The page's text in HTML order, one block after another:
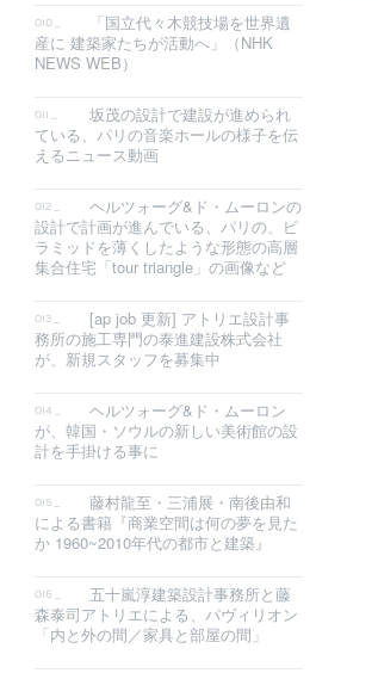
「国立代々木競技場を世界遺
産に 建築家たちが活動へ」（NHK
NEWS WEB）
坂茂の設計で建設が進められ
ている、パリの音楽ホールの様子を伝
えるニュース動画
ヘルツォーグ&ド・ムーロンの
設計で計画が進んでいる、パリの、ピ
ラミッドを薄くしたような形態の高層
集合住宅「tour triangle」の画像など
[ap job 更新] アトリエ設計事
務所の施工専門の泰進建設株式会社
が、新規スタッフを募集中
ヘルツォーグ&ド・ムーロン
が、韓国・ソウルの新しい美術館の設
計を手掛ける事に
藤村龍至・三浦展・南後由和
による書籍『商業空間は何の夢を見た
か 1960~2010年代の都市と建築』
五十嵐淳建築設計事務所と藤
森泰司アトリエによる、パヴィリオン
「内と外の間／家具と部屋の間」